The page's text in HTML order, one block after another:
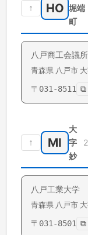
↑ HO 堀端
町
八戸商工会議所
青森県 八戸市
〒 031-8511 ⧉
↑ MI
大
字
妙
2
八戸工業大学
青森県 八戸市
〒 031-8501 ⧉